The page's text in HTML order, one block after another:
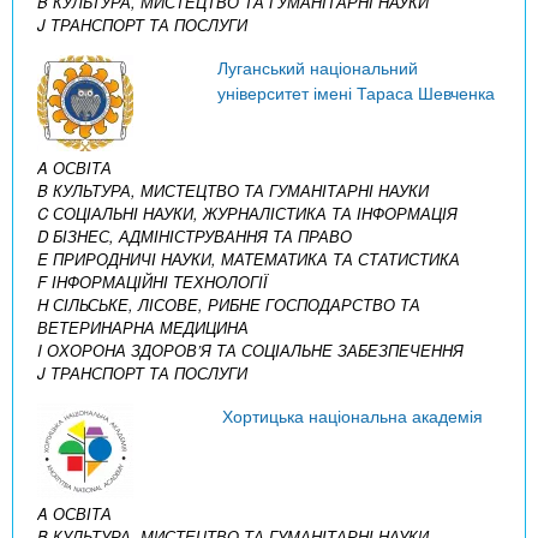
J ТРАНСПОРТ ТА ПОСЛУГИ
Луганський національний
університет імені Тараса Шевченка
A ОСВІТА
B КУЛЬТУРА, МИСТЕЦТВО ТА ГУМАНІТАРНІ НАУКИ
C СОЦІАЛЬНІ НАУКИ, ЖУРНАЛІСТИКА ТА ІНФОРМАЦІЯ
D БІЗНЕС, АДМІНІСТРУВАННЯ ТА ПРАВО
E ПРИРОДНИЧІ НАУКИ, МАТЕМАТИКА ТА СТАТИСТИКА
F ІНФОРМАЦІЙНІ ТЕХНОЛОГІЇ
H СІЛЬСЬКЕ, ЛІСОВЕ, РИБНЕ ГОСПОДАРСТВО ТА
ВЕТЕРИНАРНА МЕДИЦИНА
I ОХОРОНА ЗДОРОВ’Я ТА СОЦІАЛЬНЕ ЗАБЕЗПЕЧЕННЯ
J ТРАНСПОРТ ТА ПОСЛУГИ
Хортицька національна академія
A ОСВІТА